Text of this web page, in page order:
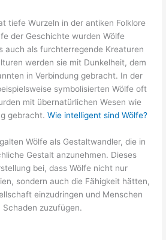
tiefe Wurzeln in der antiken Folklore
der Geschichte wurden Wölfe
auch als furchterregende Kreaturen
werden sie mit Dunkelheit, dem
in Verbindung gebracht. In der
symbolisierten Wölfe oft
mit übernatürlichen Wesen wie
gebracht.Wie intelligent sind Wölfe?
Wölfe als Gestaltwandler, die in
Gestalt anzunehmen. Dieses
bei, dass Wölfe nicht nur
sondern auch die Fähigkeit hätten,
einzudringen und Menschen
zuzufügen.